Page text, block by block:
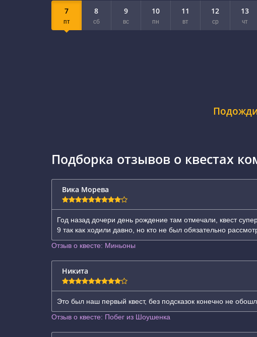
7
пт
8
сб
9
вс
10
пн
11
вт
12
ср
13
чт
Подборка отзывов о квестах
Вика Морева
Год назад дочери день рождение там отмечали, квест
9 так как ходили давно, но кто не был обязательно
Отзыв о квесте: Миньоны
Никита
Это был наш первый квест, без подсказок конечно не
Отзыв о квесте: Побег из Шоушенка